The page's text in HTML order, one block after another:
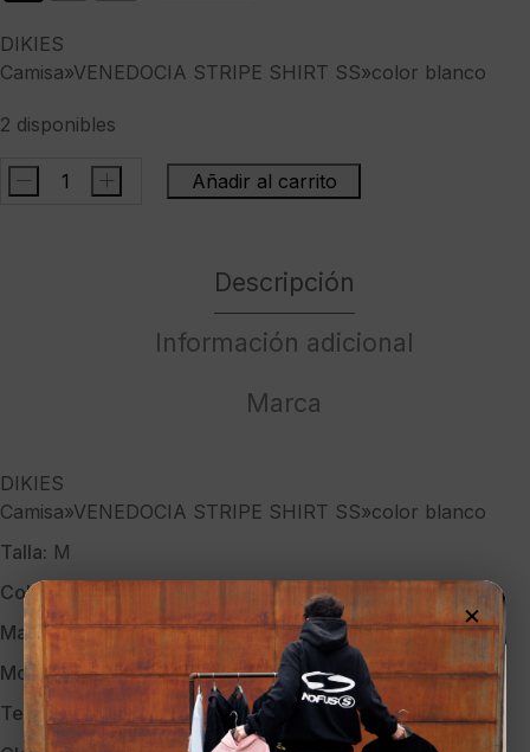
DIKIES
Camisa»VENEDOCIA STRIPE SHIRT SS»color blanco
2 disponibles
DIKIESCamisa"VENEDOCIA
- + Añadir al carrito
Descripción
Información adicional
Marca
DIKIES
Camisa»VENEDOCIA STRIPE SHIRT SS»color blanco
Talla: M
Color:BLANCO
Marca:DICKIES
Modelo:DK0A88GU0WH1 WHITE
Temporada: PV-26
×